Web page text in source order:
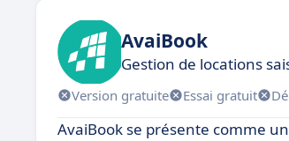
AvaiBook
Gestion de locations
Version gratuite Essai gratuit
AvaiBook se présente comme